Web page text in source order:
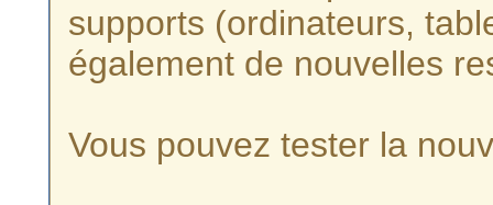
supports (ordinateurs,
également de nouvelles
Vous pouvez tester la